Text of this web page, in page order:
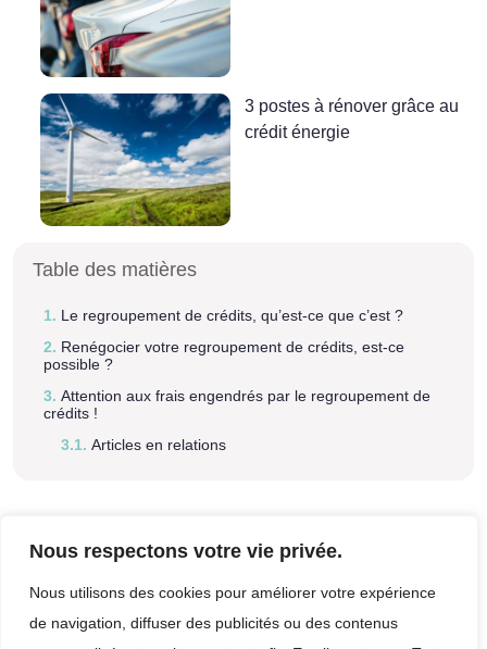
Nous respectons votre vie privée.
Nous utilisons des cookies pour améliorer votre expérience
de navigation, diffuser des publicités ou des contenus
3 postes à rénover grâce au
crédit énergie
Table des matières
Le regroupement de crédits, qu’est-ce que c’est ?
Renégocier votre regroupement de crédits, est-ce
possible ?
Attention aux frais engendrés par le regroupement de
crédits !
Articles en relations